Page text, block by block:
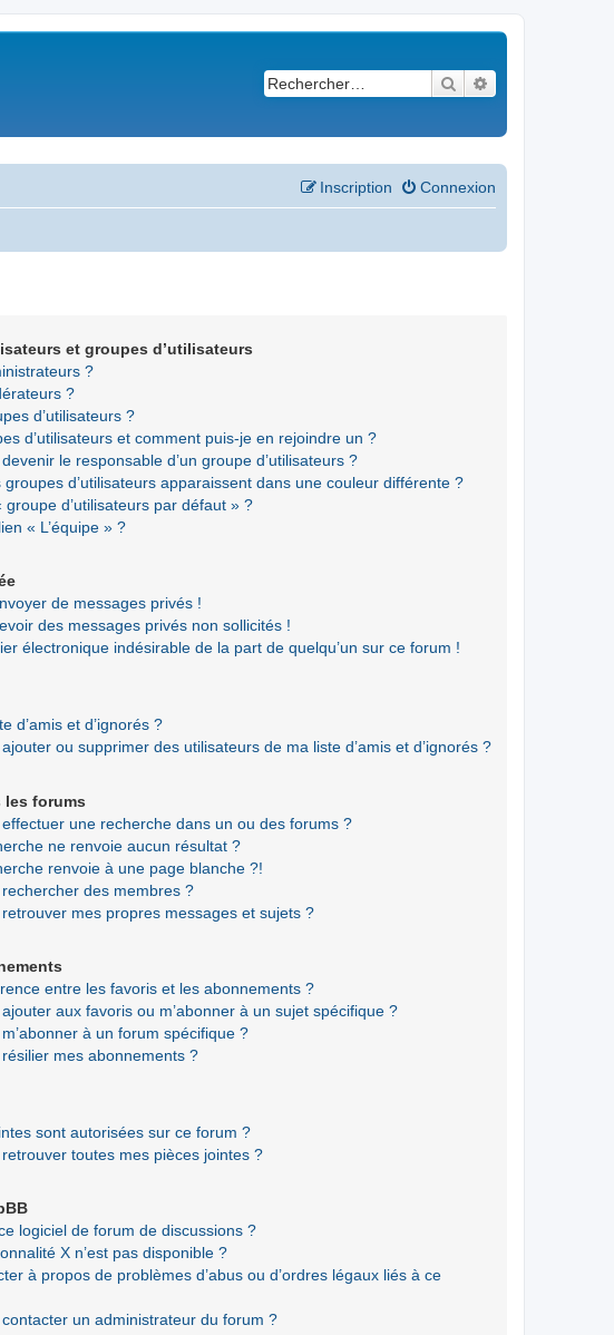
Rechercher
Connexion
Inscription
et groupes d’utilisateurs
?
?
d’utilisateurs ?
d’utilisateurs et comment puis-je en rejoindre un ?
le responsable d’un groupe d’utilisateurs ?
groupes d’utilisateurs apparaissent dans une couleur différente ?
groupe d’utilisateurs par défaut » ?
« L’équipe » ?
de messages privés !
des messages privés non sollicités !
électronique indésirable de la part de quelqu’un sur ce forum !
d’amis et d’ignorés ?
ou supprimer des utilisateurs de ma liste d’amis et d’ignorés ?
les forums
une recherche dans un ou des forums ?
ne renvoie aucun résultat ?
renvoie à une page blanche ?!
des membres ?
mes propres messages et sujets ?
entre les favoris et les abonnements ?
aux favoris ou m’abonner à un sujet spécifique ?
à un forum spécifique ?
mes abonnements ?
sont autorisées sur ce forum ?
toutes mes pièces jointes ?
logiciel de forum de discussions ?
X n’est pas disponible ?
à propos de problèmes d’abus ou d’ordres légaux liés à ce
un administrateur du forum ?